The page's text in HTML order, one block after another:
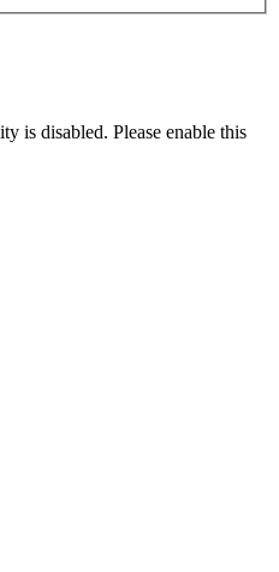
is disabled. Please enable this